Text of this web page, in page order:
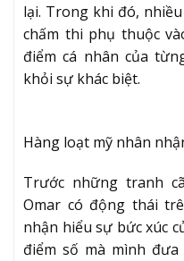
lại. Trong khi đó,
chấm thi phụ thuộc
điểm cá nhân của
khỏi sự khác biệt.
Hàng loạt mỹ nhân
Trước những tranh
Omar có động thái
nhận hiểu sự bức xúc
điểm số mà mình